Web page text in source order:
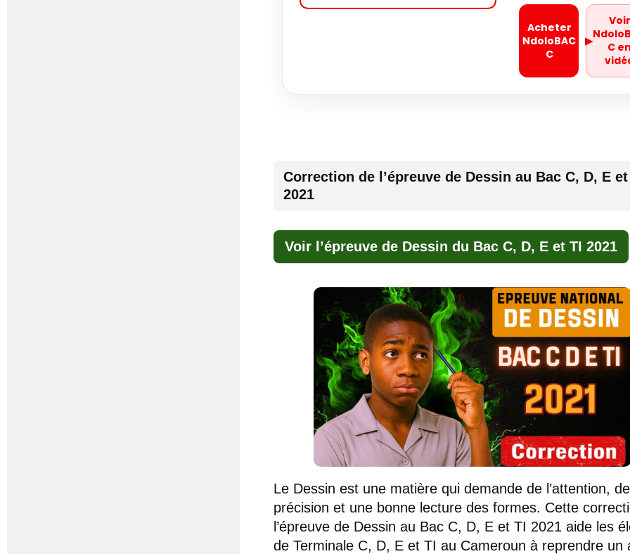
Acheter
NdoloBAC
C
▶
Voir
C
Correction de l’épreuve de Dessin au Bac C, D, E
2021
Voir l’épreuve de Dessin du Bac C, D, E et TI 2021
Le Dessin est une matière qui demande de l’attention,
précision et une bonne lecture des formes. Cette
l’épreuve de Dessin au Bac C, D, E et TI 2021 aide les
de Terminale C, D, E et TI au Cameroun à reprendre un